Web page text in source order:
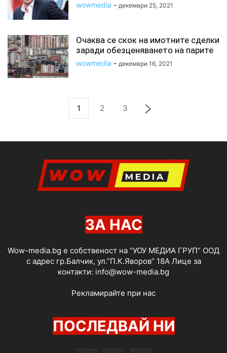
wowmedia - декември 25, 2021
Очаква се скок на имотните сделки
заради обезценяването на парите
wowmedia - декември 16, 2021
1 2 3
ЗА НАС
Wow-media.bg е собственост на “УОУ МЕДИА ГРУП” ООД
с адрес гр.Балчик, ул.”П.К.Яворов” 18А Лице за
контакти: info@wow-media.bg
Рекламирайте при нас
ПОСЛЕДВАЙ НИ